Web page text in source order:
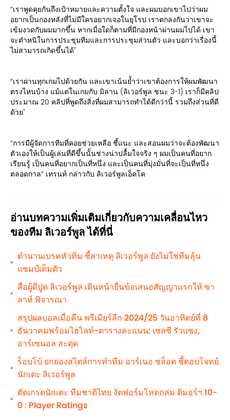
“เราพูดคุยกันถึงเป้าหมายและความตั้งใจ และผมบอกเขาไปว่าผม
อยากเป็นกองหลังที่ไม่มีใครอยากเจอในยุโรป เราตกลงกันว่าเขาจะ
เข้มงวดกับผมมากขึ้น หากเมื่อใดก็ตามที่มีกองหน้าผ่านผมไปได้ เขา
จะตำหนิในการประชุมทีมและการประชุมส่วนตัว และบอกว่าเรื่องนี้
ไม่สามารถเกิดขึ้นได้"
“เราผ่านทุกเกมไปด้วยกัน และเขาเน้นย้ำว่าเขาต้องการให้ผมพัฒนา
ตรงไหนบ้าง แม้แต่ในเกมกับ มิลาน (ลิเวอร์พูล ชนะ 3-1) เราก็มีคลิป
ประมาณ 20 คลิปที่พูดถึงสิ่งที่ผมสามารถทำได้ดีกว่านี้ รวมถึงส่วนที่ดี
ด้วย"
“การมีผู้จัดการทีมที่คอยช่วยเหลือ ชี้แนะ และสอนผมว่าจะต้องพัฒนา
ตัวเองให้เป็นผู้เล่นที่ดีขึ้นนั้นช่างน่าปลื้มใจจริง ๆ ผมเป็นคนที่อยาก
เรียนรู้ เป็นคนที่อยากเป็นที่หนึ่ง และเป็นคนที่มุ่งมั่นที่จะเป็นที่หนึ่ง
ตลอดกาล” เทรนท์ กล่าวกับ ลิเวอร์พูลเอ็คโค
อ่านบทความเพิ่มเติมเกี่ยวกับความเคลื่อนไหว
ของทีม ลิเวอร์พูล ได้ที่นี่
•
ตำนานเบรคหัวทิ่ม ชี้สาเหตุ ลิเวอร์พูล ยังไม่ใช่ทีมลุ้น
แชมป์เต็มตัว
•
สื่อผู้ดีปูด ลิเวอร์พูล เดินหน้ายื่นข้อเสนอสัญญาแรกให้ ซา
ลาห์ พิจารณา
•
สรุปผลบอลเมื่อคืน พรีเมียร์ลีก 2024/25 วันอาทิตย์ที่ 8
ธันวาคมพร้อมไฮไลท์-ตารางคะแนน: เชลซี รัวแซง,
อาร์เซนอล สะดุด
•
ร็อบโบ้ ยกย่องสไตล์การทำทีม อาร์เนอ ชล็อต ชี้ตอบโจทย์
นักเตะ ลิเวอร์พูล
•
ตัดเกรดนักเตะ ทีมชาติไทย งัดฟอร์มโหดถล่ม ติมอร์ฯ 10-
0 : Player Ratings